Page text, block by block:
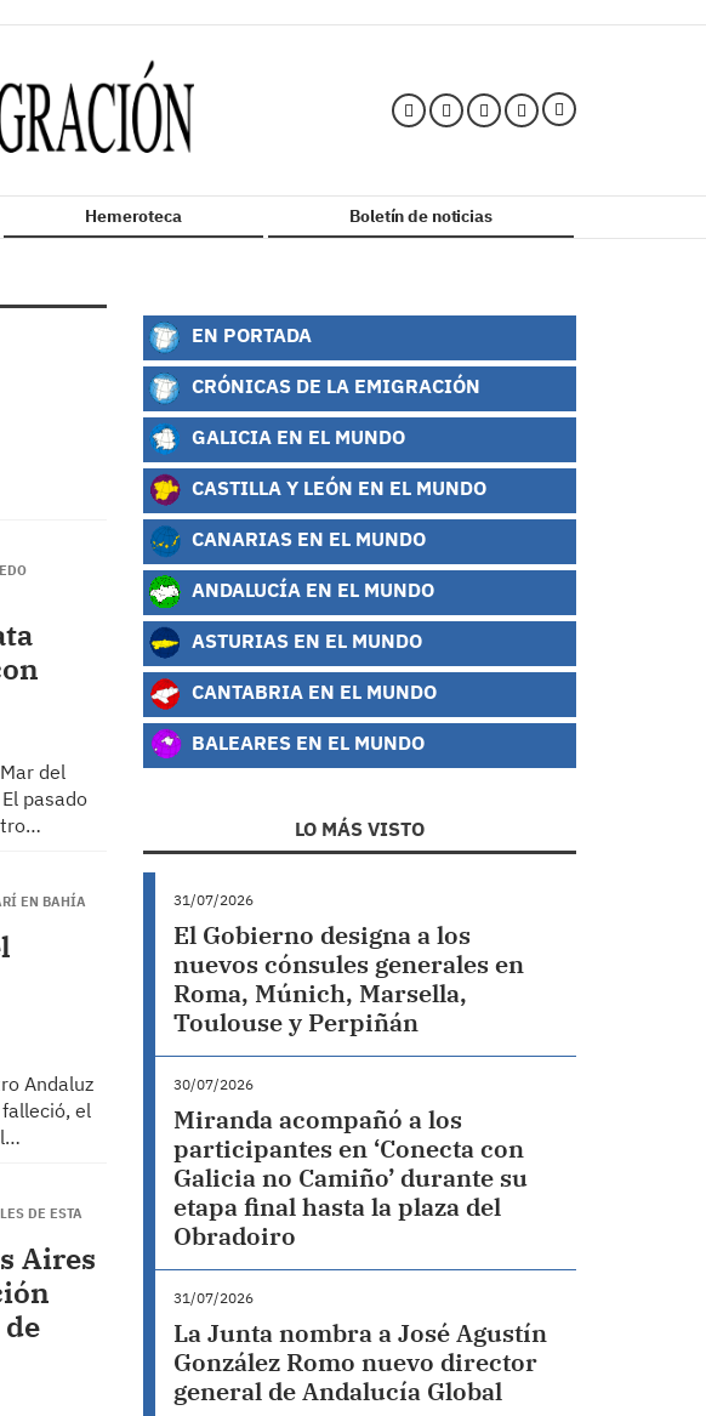
Hemeroteca Boletín de noticias
del
pasado
EN BAHÍA
Andaluz
el
DE ESTA
Aires
EN PORTADA
CRÓNICAS DE LA EMIGRACIÓN
GALICIA EN EL MUNDO
CASTILLA Y LEÓN EN EL MUNDO
CANARIAS EN EL MUNDO
ANDALUCÍA EN EL MUNDO
ASTURIAS EN EL MUNDO
CANTABRIA EN EL MUNDO
BALEARES EN EL MUNDO
LO MÁS VISTO
31/07/2026
El Gobierno designa a los
nuevos cónsules generales en
Roma, Múnich, Marsella,
Toulouse y Perpiñán
30/07/2026
Miranda acompañó a los
participantes en ‘Conecta con
Galicia no Camiño’ durante su
etapa final hasta la plaza del
Obradoiro
31/07/2026
La Junta nombra a José Agustín
González Romo nuevo director
general de Andalucía Global